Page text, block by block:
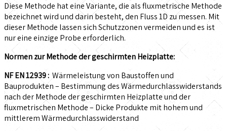
Diese Methode hat eine Variante, die als fluxmetrische Methode
bezeichnet wird und darin besteht, den Fluss 1D zu messen. Mit
dieser Methode lassen sich Schutzzonen vermeiden und es ist
nur eine einzige Probe erforderlich.
Normen zur Methode der geschirmten Heizplatte:
NF EN 12939 : Wärmeleistung von Baustoffen und
Bauprodukten – Bestimmung des Wärmedurchlasswiderstands
nach der Methode der geschirmten Heizplatte und der
fluxmetrischen Methode – Dicke Produkte mit hohem und
mittlerem Wärmedurchlasswiderstand